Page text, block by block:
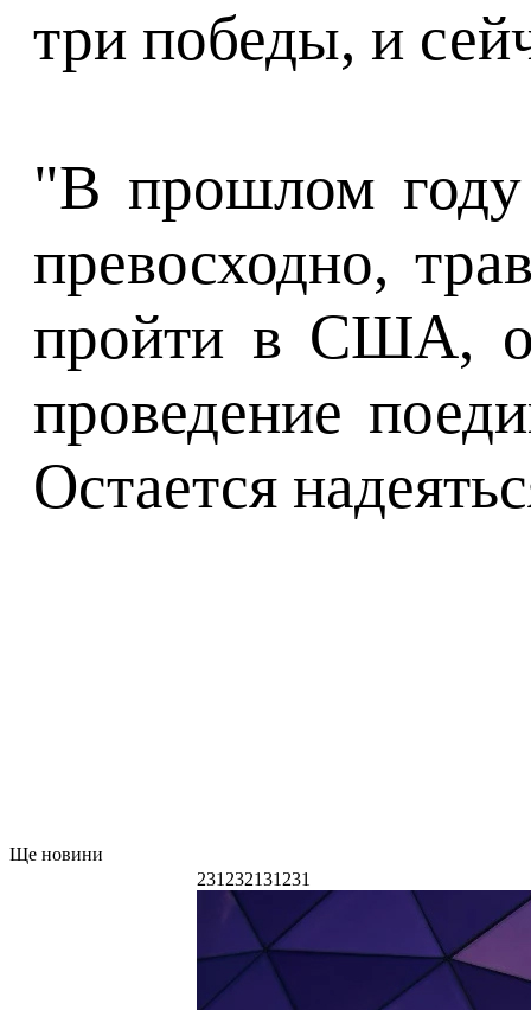
три победы, и
"В прошлом
превосходно,
пройти в США,
проведение
Остается
Ще новини
231232131231